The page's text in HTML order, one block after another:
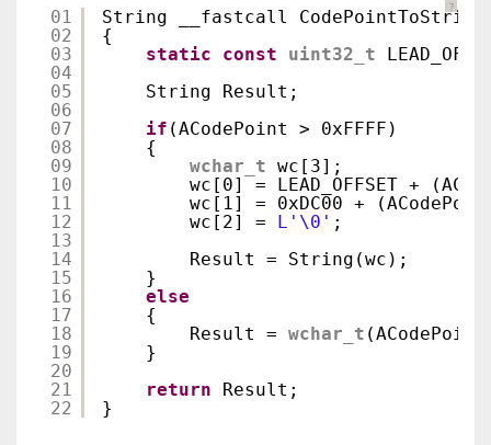
?
01
02
03
04
05
06
07
08
09
10
11
12
13
14
15
16
17
18
19
20
21
22
String __fastcall
{
static
const uint32_t
String Result;
if (ACodePoint > 0xFFFF)
{
wchar_t wc[3];
wc[0] = LEAD_OFFSET +
wc[1] = 0xDC00 +
wc[2] = L'\0' ;
Result = String(wc);
}
else
{
Result = wchar_t
}
return
Result;
}